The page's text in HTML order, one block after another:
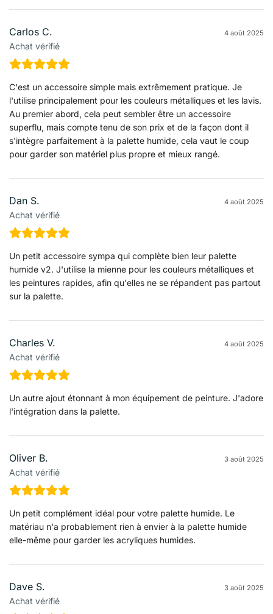
Carlos C.
Achat vérifié
4 août 2025
C'est un accessoire simple mais extrêmement pratique. Je
l'utilise principalement pour les couleurs métalliques et les lavis.
Au premier abord, cela peut sembler être un accessoire
superflu, mais compte tenu de son prix et de la façon dont il
s'intègre parfaitement à la palette humide, cela vaut le coup
pour garder son matériel plus propre et mieux rangé.
Dan S.
Achat vérifié
4 août 2025
Un petit accessoire sympa qui complète bien leur palette
humide v2. J'utilise la mienne pour les couleurs métalliques et
les peintures rapides, afin qu'elles ne se répandent pas partout
sur la palette.
Charles V.
Achat vérifié
4 août 2025
Un autre ajout étonnant à mon équipement de peinture. J'adore
l'intégration dans la palette.
Oliver B.
Achat vérifié
3 août 2025
Un petit complément idéal pour votre palette humide. Le
matériau n'a probablement rien à envier à la palette humide
elle-même pour garder les acryliques humides.
Dave S.
Achat vérifié
3 août 2025